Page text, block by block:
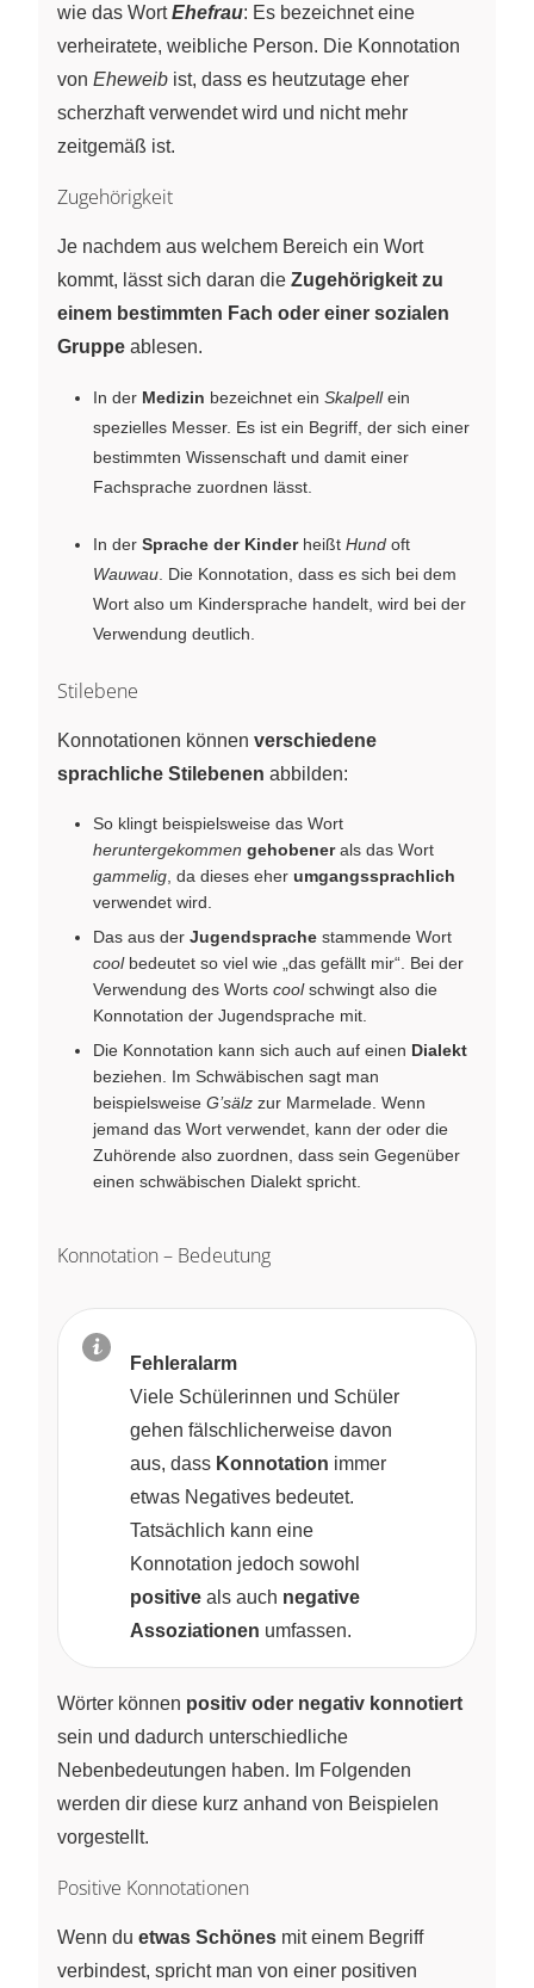
wie das WortEhefrau: Es bezeichnet eine
verheiratete, weibliche Person. Die Konnotation
von Eheweib ist, dass es heutzutage eher
scherzhaft verwendet wird und nicht mehr
zeitgemäß ist.
Zugehörigkeit
Je nachdem aus welchem Bereich ein Wort
kommt, lässt sich daran die Zugehörigkeit zu
einem bestimmten Fach oder einer sozialen
Gruppe ablesen.
In der Medizin bezeichnet ein Skalpellein
spezielles Messer. Es ist ein Begriff, der sich einer
bestimmten Wissenschaft und damit einer
Fachsprache zuordnen lässt.
In der Sprache der Kinderheißt Hund oft
Wauwau . Die Konnotation, dass es sich bei dem
Wort also um Kindersprache handelt, wird bei der
Verwendung deutlich.
Stilebene
Konnotationen können verschiedene
sprachliche Stilebenen abbilden:
So klingt beispielsweise das Wort
heruntergekommen gehobenerals das Wort
gammelig , da dieses eher umgangssprachlich
verwendet wird.
Das aus der Jugendsprache stammende Wort
coolbedeutet so viel wie „das gefällt mir“. Bei der
Verwendung des Worts coolschwingt also die
Konnotation der Jugendsprache mit.
Die Konnotation kann sich auch auf einen Dialekt
beziehen. Im Schwäbischen sagt man
beispielsweise G’sälz zur Marmelade. Wenn
jemand das Wort verwendet, kann der oder die
Zuhörende also zuordnen, dass sein Gegenüber
einen schwäbischen Dialekt spricht.
Konnotation – Bedeutung
Fehleralarm
Viele Schülerinnen und Schüler
gehen fälschlicherweise davon
aus, dass Konnotation immer
etwas Negatives bedeutet.
Tatsächlich kann eine
Konnotation jedoch sowohl
positive als auch negative
Assoziationen umfassen.
Wörter können positiv oder negativ konnotiert
sein und dadurch unterschiedliche
Nebenbedeutungen haben. Im Folgenden
werden dir diese kurz anhand von Beispielen
vorgestellt.
Positive Konnotationen
Wenn du etwas Schönes mit einem Begriff
verbindest, spricht man von einer positiven